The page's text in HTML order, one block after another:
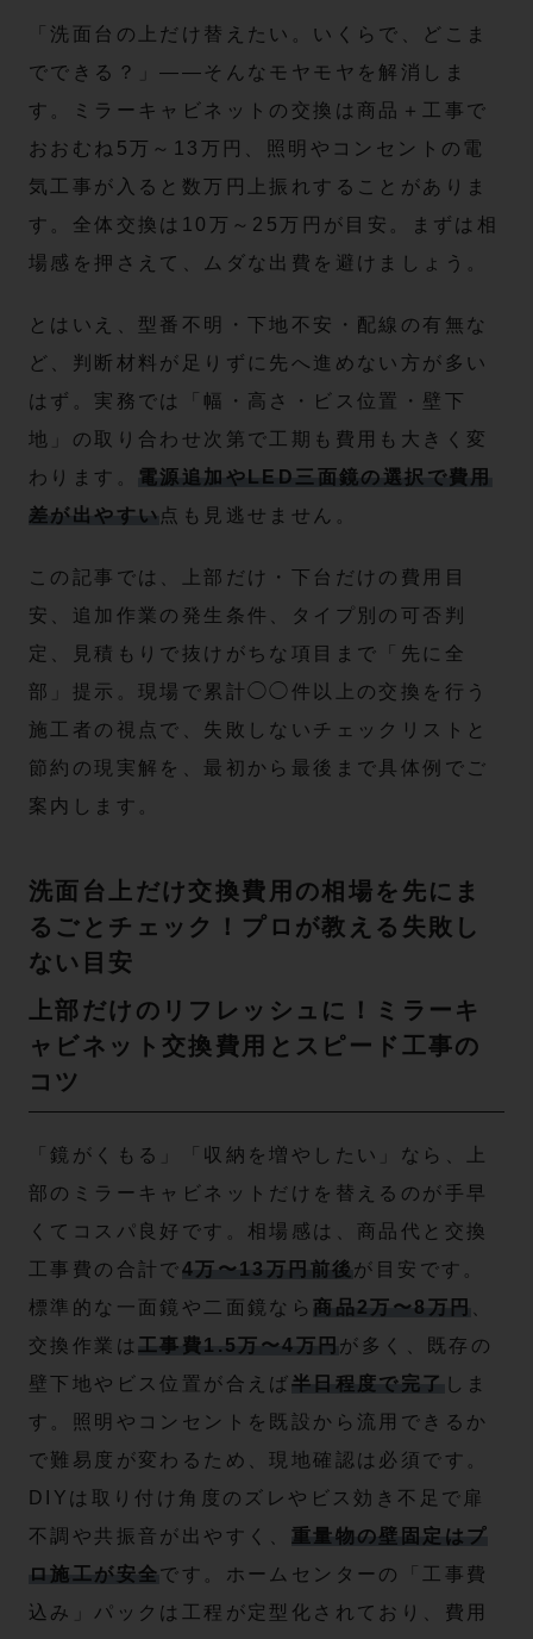
「洗面台の上だけ替えたい。いくらで、どこま
でできる？」——そんなモヤモヤを解消しま
す。ミラーキャビネットの交換は商品＋工事で
おおむね5万～13万円、照明やコンセントの電
気工事が入ると数万円上振れすることがありま
す。全体交換は10万～25万円が目安。まずは相
場感を押さえて、ムダな出費を避けましょう。
とはいえ、型番不明・下地不安・配線の有無な
ど、判断材料が足りずに先へ進めない方が多い
はず。実務では「幅・高さ・ビス位置・壁下
地」の取り合わせ次第で工期も費用も大きく変
わります。
電源追加やLED三面鏡の選択で費用
差が出やすい 点も見逃せません。
この記事では、上部だけ・下台だけの費用目
安、追加作業の発生条件、タイプ別の可否判
定、見積もりで抜けがちな項目まで「先に全
部」提示。現場で累計◯◯件以上の交換を行う
施工者の視点で、失敗しないチェックリストと
節約の現実解を、最初から最後まで具体例でご
案内します。
洗面台上だけ交換費用の相場を先にま
るごとチェック！プロが教える失敗し
ない目安
上部だけのリフレッシュに！ミラーキ
ャビネット交換費用とスピード工事の
コツ
「鏡がくもる」「収納を増やしたい」なら、上
部のミラーキャビネットだけを替えるのが手早
くてコスパ良好です。相場感は、商品代と交換
工事費の合計で4万〜13万円前後 が目安です。
標準的な一面鏡や二面鏡なら商品2万〜8万円
交換作業は 工事費1.5万〜4万円 が多く、既存の
壁下地やビス位置が合えば半日程度で完了 しま
す。照明やコンセントを既設から流用できるか
で難易度が変わるため、現地確認は必須です。
DIYは取り付け角度のズレやビス効き不足で扉
不調や共振音が出やすく、 重量物の壁固定はプ
ロ施工が安全です。ホームセンターの「工事費
込み」パックは工程が定型化されており、費用